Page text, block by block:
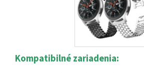
Kompatibilné zariadenia: